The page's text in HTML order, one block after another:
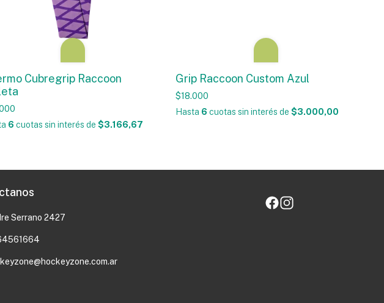
Cubregrip Raccoon
6 cuotas sin interés de $3.166,67
Grip Raccoon Custom Azul
$18.000
Hasta 6 cuotas sin interés de $3.000,00
Serrano 2427